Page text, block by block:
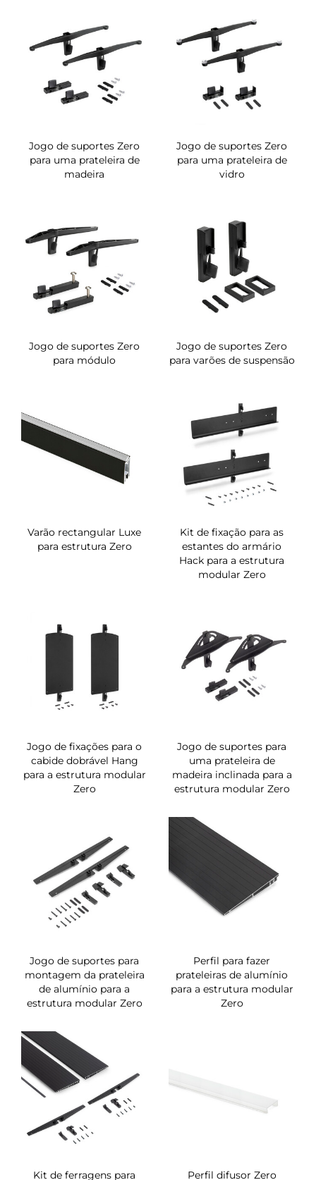
Jogo de suportes Zero
para uma prateleira de
madeira
Jogo de suportes Zero
para uma prateleira de
vidro
Jogo de suportes Zero
para módulo
Jogo de suportes Zero
para varões de suspensão
Varão rectangular Luxe
para estrutura Zero
Kit de fixação para as
estantes do armário
Hack para a estrutura
modular Zero
Jogo de fixações para o
cabide dobrável Hang
para a estrutura modular
Zero
Jogo de suportes para
uma prateleira de
madeira inclinada para a
estrutura modular Zero
Jogo de suportes para
montagem da prateleira
de alumínio para a
estrutura modular Zero
Perfil para fazer
prateleiras de alumínio
para a estrutura modular
Zero
Kit de ferragens para
Perfil difusor Zero